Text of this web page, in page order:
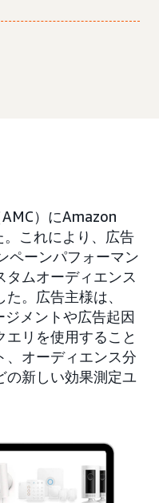
）にAmazon
これにより、広告
ペーンパフォーマン
タムオーディエンス
。広告主様は、
メントや広告起因
エリを使用すること
、オーディエンス分
の新しい効果測定ユ